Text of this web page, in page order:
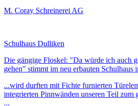
M. Coray Schreinerei AG
Schulhaus Dulliken
Die gängige Floskel: "Da würde ich auch
gehen" stimmt im neu erbauten Schulhaus
...wird durften mit Fichte furnierten
integrierten Pinnwänden unseren Teil zum
...